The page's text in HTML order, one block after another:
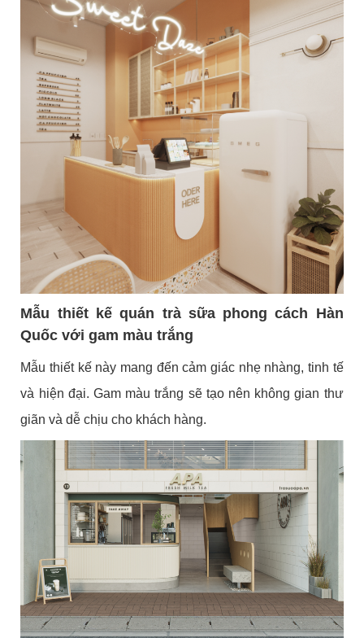
Mẫu thiết kế quán trà sữa phong cách Hàn
Quốc với gam màu trắng
Mẫu thiết kế này mang đến cảm giác nhẹ nhàng, tinh tế
và hiện đại. Gam màu trắng sẽ tạo nên không gian thư
giãn và dễ chịu cho khách hàng.